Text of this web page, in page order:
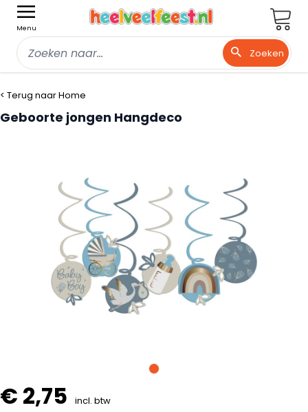
Menu
Zoeken
< Terug naar Home
Geboorte jongen Hangdeco
€ 2,75 incl. btw